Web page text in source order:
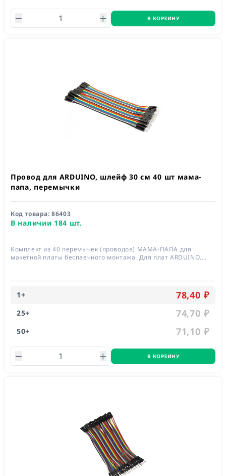
В КОРЗИНУ
Провод для ARDUINO, шлейф 30 см 40 шт мама-
папа, перемычки
Код товара:86403
В наличии 184 шт.
Комплект из 40 перемычек (проводов) МАМА-ПАПА для
макетной платы беспаечного монтажа. Для плат ARDUINO.
1+ 78,40 ₽
25+ 74,70 ₽
50+ 71,10 ₽
В КОРЗИНУ